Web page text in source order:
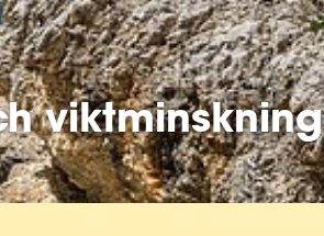
viktminskning